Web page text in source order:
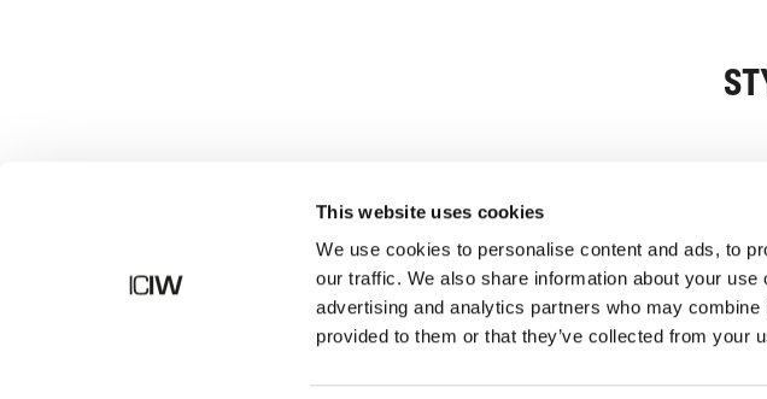
This website uses cookies
We use cookies to personalise content and ads, to
our traffic. We also share information about your
advertising and analytics partners who may combine
provided to them or that they’ve collected from your
Butik